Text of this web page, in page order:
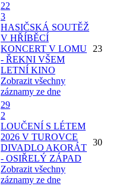
22
3
HASIČSKÁ SOUTĚŽ
V HŘÍBĚCÍ
KONCERT V LOMU
- ŘEKNI VŠEM
LETNÍ KINO
Zobrazit všechny
záznamy ze dne
23
29
2
LOUČENÍ S LÉTEM
2026 V TUROVCE
DIVADLO AKORÁT
- OSIŘELÝ ZÁPAD
Zobrazit všechny
záznamy ze dne
30